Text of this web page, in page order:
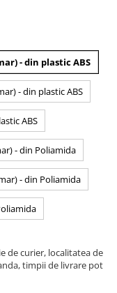
- din plastic ABS
- din plastic ABS
ABS
- din Poliamida
- din Poliamida
de curier, localitatea de
timpii de livrare pot